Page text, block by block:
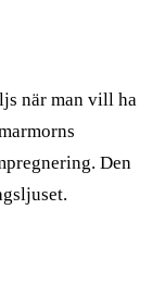
när man vill ha
Den